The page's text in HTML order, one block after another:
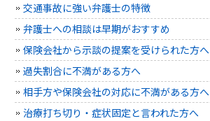
交通事故に強い弁護士の特徴
弁護士への相談は早期がおすすめ
保険会社から示談の提案を受けられた方へ
過失割合に不満がある方へ
相手方や保険会社の対応に不満がある方へ
治療打ち切り・症状固定と言われた方へ